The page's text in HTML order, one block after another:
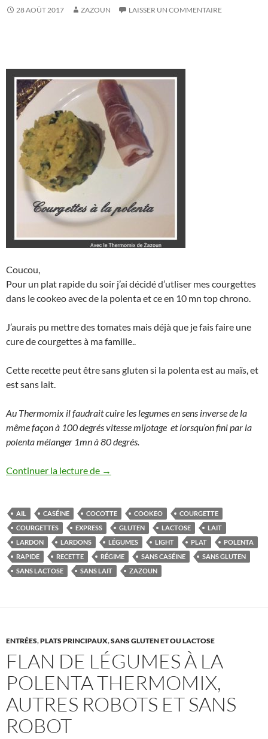
28 AOÛT 2017 ZAZOUN LAISSER UN COMMENTAIRE
Coucou,
Pour un plat rapide du soir j’ai décidé d’utliser mes courgettes
dans le cookeo avec de la polenta et ce en 10 mn top chrono.
J’aurais pu mettre des tomates mais déjà que je fais faire une
cure de courgettes à ma famille..
Cette recette peut être sans gluten si la polenta est au maïs, et
est sans lait.
Au Thermomix il faudrait cuire les legumes en sens inverse de la
même façon à 100 degrés vitesse mijotage et lorsqu’on fini par la
polenta mélanger 1mn à 80 degrés.
Continuer la lecture de Poêlée de courgettes simple à la
→
AIL CASÉINE COCOTTE COOKEO
COURGETTE
COURGETTES
EXPRESS GLUTEN LACTOSE
LAIT
LARDON
LARDONS LÉGUMES LIGHT PLAT
POLENTA
RAPIDE
RECETTE RÉGIME SANS CASÉINE
SANS GLUTEN
SANS LACTOSE
SANS LAIT ZAZOUN
ENTRÉES,PLATS PRINCIPAUX,SANS GLUTEN ET OU LACTOSE
FLAN DE LÉGUMES À LA
POLENTA THERMOMIX,
AUTRES ROBOTS ET SANS
ROBOT